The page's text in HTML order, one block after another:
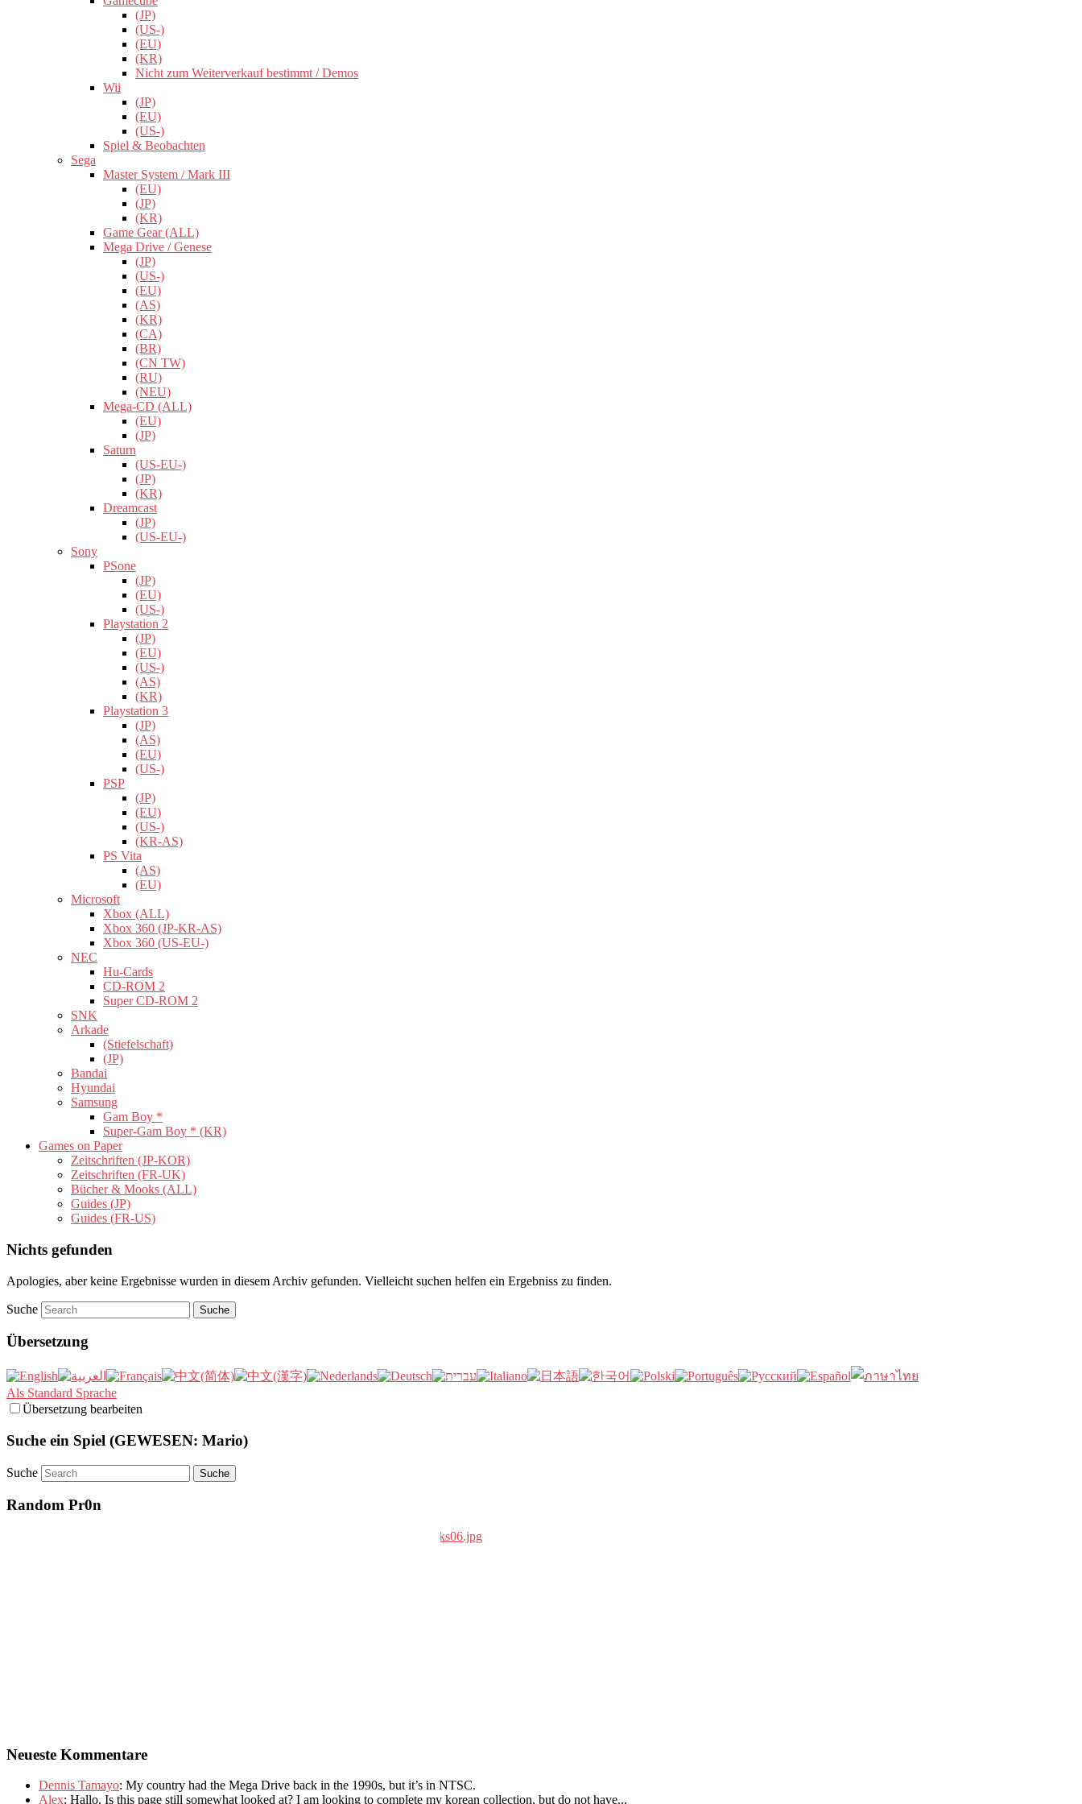
(JP)
(US-)
(EU)
(KR)
Nicht zum Weiterverkauf bestimmt / Demos
Wii
(JP)
(EU)
(US-)
Spiel & Beobachten
Sega
Master System / Mark III
(EU)
(JP)
(KR)
Game Gear (ALL)
Mega Drive / Genese
(JP)
(US-)
(EU)
(AS)
(KR)
(CA)
(BR)
(CN TW)
(RU)
(NEU)
Mega-CD (ALL)
(EU)
(JP)
Saturn
(US-EU-)
(JP)
(KR)
Dreamcast
(JP)
(US-EU-)
Sony
PSone
(JP)
(EU)
(US-)
Playstation 2
(JP)
(EU)
(US-)
(AS)
(KR)
Playstation 3
(JP)
(AS)
(EU)
(US-)
PSP
(JP)
(EU)
(US-)
(KR-AS)
PS Vita
(AS)
(EU)
Microsoft
Xbox (ALL)
Xbox 360 (JP-KR-AS)
Xbox 360 (US-EU-)
NEC
Hu-Cards
CD-ROM 2
Super CD-ROM 2
SNK
Arkade
(Stiefelschaft)
(JP)
Bandai
Hyundai
Samsung
Gam Boy *
Super-Gam Boy * (KR)
Games on Paper
Zeitschriften (JP-KOR)
Zeitschriften (FR-UK)
Bücher & Mooks (ALL)
Guides (JP)
Guides (FR-US)
Nichts gefunden
Apologies, aber keine Ergebnisse wurden in diesem Archiv gefunden. Vielleicht suchen helfen ein Ergebniss zu finden.
Suche
Übersetzung
Als Standard Sprache
Übersetzung bearbeiten
Suche ein Spiel (GEWESEN: Mario)
Suche
Random Pr0n
Neueste Kommentare
Dennis Tamayo: My country had the Mega Drive back in the 1990s, but it’s in NTSC.
Alex: Hallo. Is this page still somewhat looked at? I am looking to complete my korean collection, but do not have...